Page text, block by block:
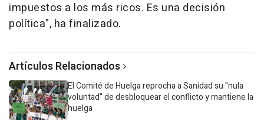
impuestos a los más ricos. Es una decisión
política", ha finalizado.
Artículos Relacionados
El Comité de Huelga reprocha a Sanidad su "nula
voluntad" de desbloquear el conflicto y mantiene la
huelga